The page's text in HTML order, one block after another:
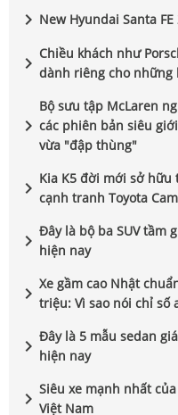
chevron_right New Hyundai Santa
chevron_right Chiều khách như
dành riêng cho những
chevron_right
Bộ sưu tập McLaren
các phiên bản siêu
vừa "đập thùng"
chevron_right Kia K5 đời mới sở hữu
cạnh tranh Toyota
chevron_right Đây là bộ ba SUV tầm
hiện nay
chevron_right Xe gầm cao Nhật
triệu: Vì sao nói chỉ số
chevron_right Đây là 5 mẫu sedan
hiện nay
chevron_right Siêu xe mạnh nhất
Việt Nam